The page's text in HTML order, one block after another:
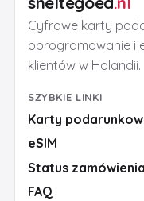
Cyfrowe karty
oprogramowanie i
klientów w Holandii.
SZYBKIE LINKI
Karty
eSIM
Status zamówienia
FAQ